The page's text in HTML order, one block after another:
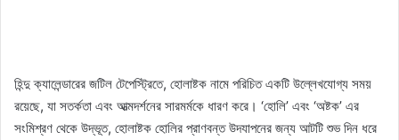
হিন্দু ক্যালেন্ডারের জটিল টেপেস্ট্রিতে, হোলাষ্টক নামে পরিচিত একটি উল্লেখযোগ্য সময়
রয়েছে, যা সতর্কতা এবং আত্মদর্শনের সারমর্মকে ধারণ করে। ‘হোলি’ এবং ‘অষ্টক’ এর
সংমিশ্রণ থেকে উদ্ভূত, হোলাষ্টক হোলির প্রাণবন্ত উদযাপনের জন্য আটটি শুভ দিন ধরে